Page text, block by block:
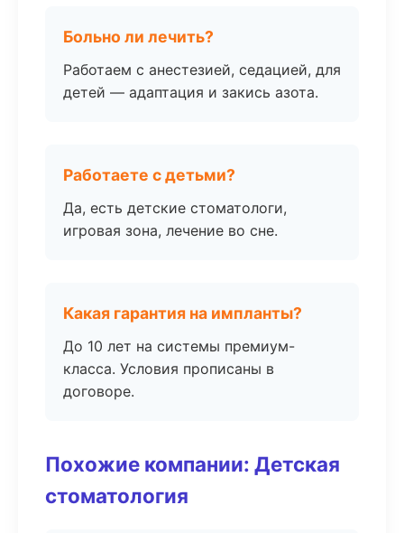
Больно ли лечить?
Работаем с анестезией, седацией, для
детей — адаптация и закись азота.
Работаете с детьми?
Да, есть детские стоматологи,
игровая зона, лечение во сне.
Какая гарантия на импланты?
До 10 лет на системы премиум-
класса. Условия прописаны в
договоре.
Похожие компании: Детская
стоматология